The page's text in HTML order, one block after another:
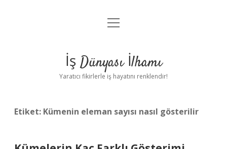
Anasayfa
Yasal Uyarı
menüyü
İş Dünyası İlhamı
Yaratıcı fikirlerle iş hayatını renklendir!
Etiket: Kümenin eleman sayısı nasıl gösterilir